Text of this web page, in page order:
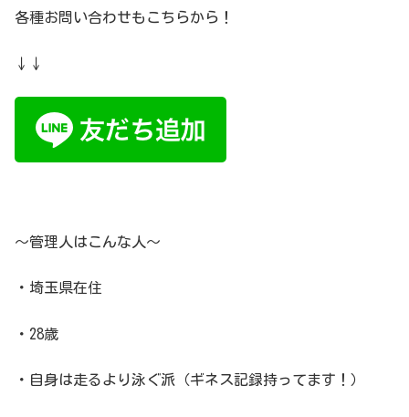
各種お問い合わせもこちらから！
↓↓
～管理人はこんな人～
・埼玉県在住
・28歳
・自身は走るより泳ぐ派（ギネス記録持ってます！）